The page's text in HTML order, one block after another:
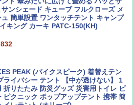
サンシェード キューブ フルクローズ メ
ュ 簡単設置 ワンタッチテント キャンプ
キング カーキ PATC-150(KH)
PEAK (パイクスピーク) 着替えテン
ライバシー テント 【中が透けない】 1
折りたたみ 防災グッズ 災害用トイレ ビ
ピクニック ポップアップテント 携帯 簡